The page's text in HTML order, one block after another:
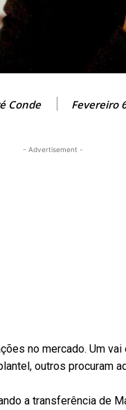
Conde Fevereiro
- Advertisement -
no mercado. Um
outros procuram
a transferência de